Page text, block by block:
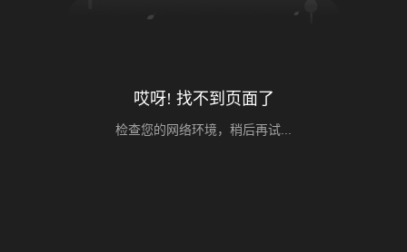
哎呀! 找不到页面了
检查您的网络环境，稍后再试...